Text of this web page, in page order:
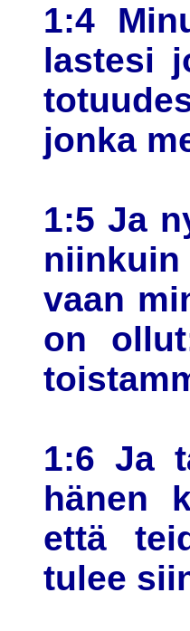
1:4
lastesi
jonka
1:5 Ja
vaan
on
1:6 Ja
hänen
että
tulee